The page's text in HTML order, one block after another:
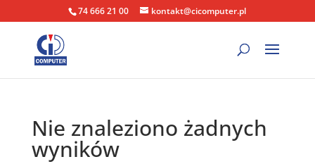
74 666 21 00 kontakt@cicomputer.pl
Nie znaleziono żadnych
wyników